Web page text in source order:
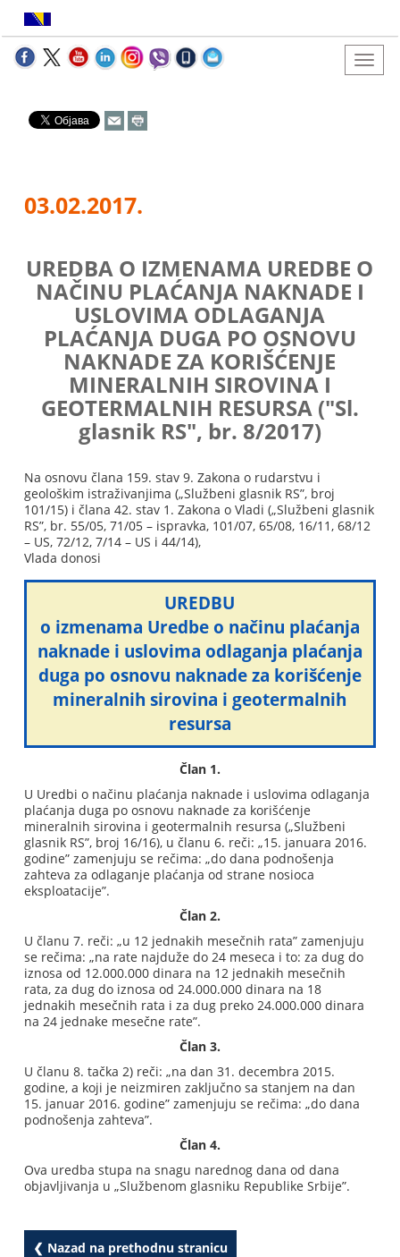
03.02.2017.
UREDBA O IZMENAMA UREDBE O
NAČINU PLAĆANJA NAKNADE I
USLOVIMA ODLAGANJA
PLAĆANJA DUGA PO OSNOVU
NAKNADE ZA KORIŠĆENJE
MINERALNIH SIROVINA I
GEOTERMALNIH RESURSA ("Sl.
glasnik RS", br. 8/2017)
Na osnovu člana 159. stav 9. Zakona o rudarstvu i
geološkim istraživanjima („Službeni glasnik RS”, broj
101/15) i člana 42. stav 1. Zakona o Vladi („Službeni glasnik
RS”, br. 55/05, 71/05 – ispravka, 101/07, 65/08, 16/11, 68/12
– US, 72/12, 7/14 – US i 44/14),
Vlada donosi
UREDBU
o izmenama Uredbe o načinu plaćanja
naknade i uslovima odlaganja plaćanja
duga po osnovu naknade za korišćenje
mineralnih sirovina i geotermalnih
resursa
Član 1.
U Uredbi o načinu plaćanja naknade i uslovima odlaganja
plaćanja duga po osnovu naknade za korišćenje
mineralnih sirovina i geotermalnih resursa („Službeni
glasnik RS”, broj 16/16), u članu 6. reči: „15. januara 2016.
godine” zamenjuju se rečima: „do dana podnošenja
zahteva za odlaganje plaćanja od strane nosioca
eksploatacije”.
Član 2.
U članu 7. reči: „u 12 jednakih mesečnih rata” zamenjuju
se rečima: „na rate najduže do 24 meseca i to: za dug do
iznosa od 12.000.000 dinara na 12 jednakih mesečnih
rata, za dug do iznosa od 24.000.000 dinara na 18
jednakih mesečnih rata i za dug preko 24.000.000 dinara
na 24 jednake mesečne rate”.
Član 3.
U članu 8. tačka 2) reči: „na dan 31. decembra 2015.
godine, a koji je neizmiren zaključno sa stanjem na dan
15. januar 2016. godine” zamenjuju se rečima: „do dana
podnošenja zahteva”.
Član 4.
Ova uredba stupa na snagu narednog dana od dana
objavljivanja u „Službenom glasniku Republike Srbije”.
❮ Nazad na prethodnu stranicu